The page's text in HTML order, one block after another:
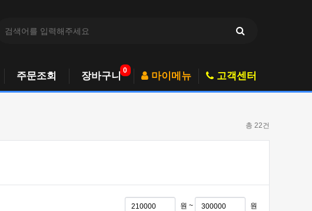
주문조회 0
장바구니 마이메뉴 고객센터
총 22건
원 ~ 원